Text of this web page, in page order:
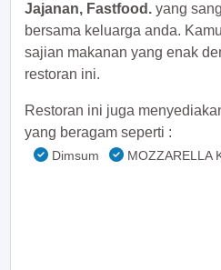
Jajanan, Fastfood. yang
bersama keluarga anda.
sajian makanan yang enak
restoran ini.
Restoran ini juga
yang beragam seperti :
Dimsum MOZZARELLA